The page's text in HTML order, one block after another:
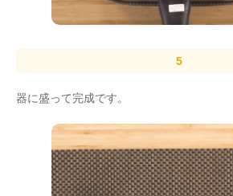
器に盛って完成です。